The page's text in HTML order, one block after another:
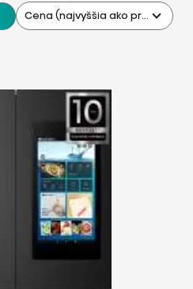
Cena (najvyššia ako prvá)